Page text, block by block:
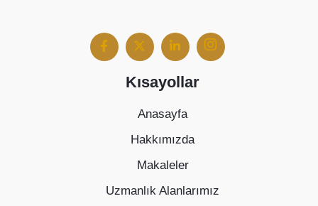
Kısayollar
Anasayfa
Hakkımızda
Makaleler
Uzmanlık Alanlarımız